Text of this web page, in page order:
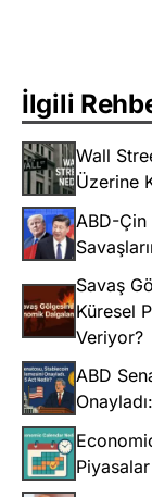
İlgili
Wall
Üzerine
ABD-
Savaş
Küresel
Veriyor?
ABD